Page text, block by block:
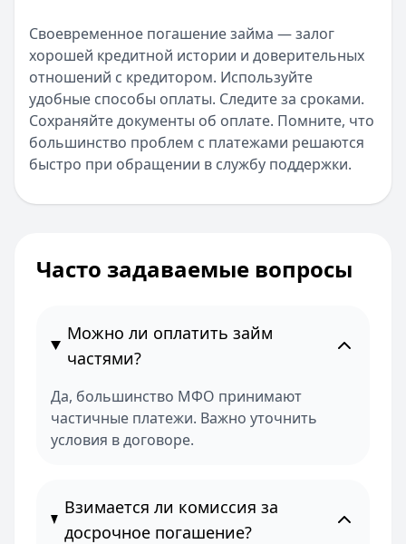
Своевременное погашение займа — залог
хорошей кредитной истории и доверительных
отношений с кредитором. Используйте
удобные способы оплаты. Следите за сроками.
Сохраняйте документы об оплате. Помните, что
большинство проблем с платежами решаются
быстро при обращении в службу поддержки.
Часто задаваемые вопросы
Можно ли оплатить займ
частями?
Да, большинство МФО принимают
частичные платежи. Важно уточнить
условия в договоре.
Взимается ли комиссия за
досрочное погашение?